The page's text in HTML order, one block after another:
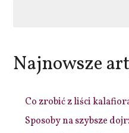
Najnowsze
Co zrobić z liści
Sposoby na szybsze